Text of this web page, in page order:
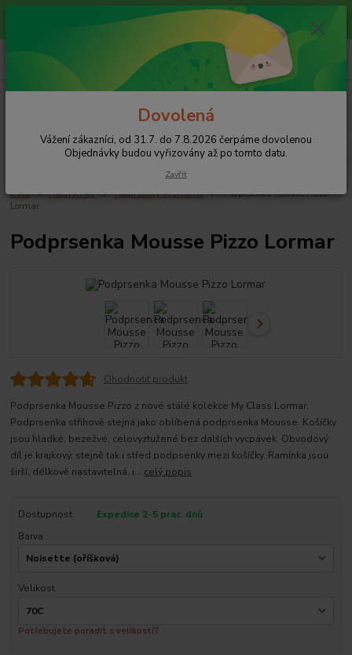
Vážení zákazníci, od 31.7. do 7.8.2026 čerpáme dovolenou
Objednávky budou vyřizovány až po tomto datu.
+420 608 754 282
pište email, pokud nezvedám tel.
Úvod Podprsenky Podprsenky vyztužené
Podprsenka Mousse Pizzo
Lormar
Podprsenka Mousse Pizzo Lormar
Ohodnotit produkt
Podprsenka Mousse Pizzo z nové stálé kolekce My Class Lormar.
Podprsenka střihově stejná jako oblíbená podprsenka Mousse. Košíčky
jsou hladké, bezežvé, celovyztužené bez dalších vycpávek. Obvodový
díl je krajkový, stejně tak i střed podpsenky mezi košíčky. Ramínka jsou
širší, délkově nastavitelná, i... celý popis
Dostupnost
Expedice 2-5 prac. dnů
Barva
Velikost
Potřebujete poradit s velikostí?
Dovolená
Vážení zákazníci, od 31.7. do 7.8.2026 čerpáme dovolenou
Objednávky budou vyřizovány až po tomto datu.
Zavřít